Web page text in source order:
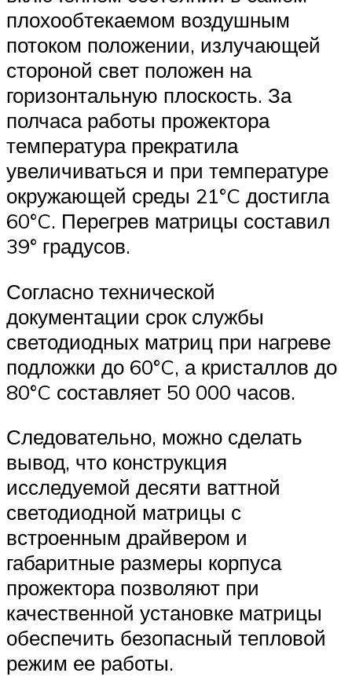
плохообтекаемом воздушным
потоком положении, излучающей
стороной свет положен на
горизонтальную плоскость. За
полчаса работы прожектора
температура прекратила
увеличиваться и при температуре
окружающей среды 21°C достигла
60°C. Перегрев матрицы составил
39° градусов.
Согласно технической
документации срок службы
светодиодных матриц при нагреве
подложки до 60°C, а кристаллов до
80°C составляет 50 000 часов.
Следовательно, можно сделать
вывод, что конструкция
исследуемой десяти ваттной
светодиодной матрицы с
встроенным драйвером и
габаритные размеры корпуса
прожектора позволяют при
качественной установке матрицы
обеспечить безопасный тепловой
режим ее работы.